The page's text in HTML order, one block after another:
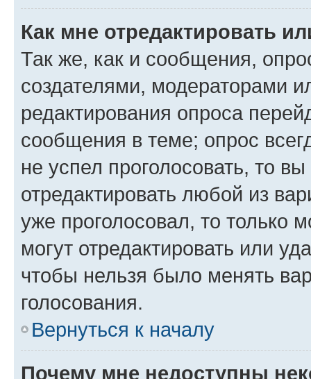
Как мне отредактировать
Так же, как и сообщения,
создателями, модераторами
редактирования опроса
сообщения в теме; опрос
не успел проголосовать, то
отредактировать любой из
уже проголосовал, то только
могут отредактировать или
чтобы нельзя было менять
голосования.
Вернуться к началу
Почему мне недоступны